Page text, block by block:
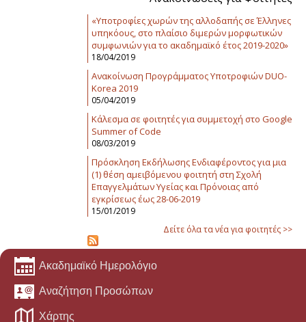
«Υποτροφίες χωρών της αλλοδαπής σε Έλληνες
υπηκόους, στο πλαίσιο διμερών μορφωτικών
συμφωνιών για το ακαδημαϊκό έτος 2019-2020»
18/04/2019
Ανακοίνωση Προγράμματος Υποτροφιών DUO-
Korea 2019
05/04/2019
Κάλεσμα σε φοιτητές για συμμετοχή στο Google
Summer of Code
08/03/2019
Πρόσκληση Εκδήλωσης Ενδιαφέροντος για μια
(1) θέση αμειβόμενου φοιτητή στη Σχολή
Επαγγελμάτων Υγείας και Πρόνοιας από
εγκρίσεως έως 28-06-2019
15/01/2019
Δείτε όλα τα νέα για φοιτητές >>
Ακαδημαϊκό Ημερολόγιο
Αναζήτηση Προσώπων
Χάρτης